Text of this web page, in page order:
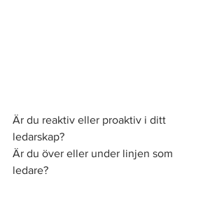
Är du reaktiv eller proaktiv i ditt
ledarskap?
Är du över eller under linjen som
ledare?